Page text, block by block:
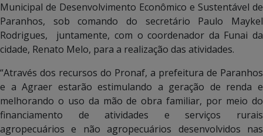
Municipal de Desenvolvimento Econômico e Sustentável de
Paranhos, sob comando do secretário Paulo Maykel
Rodrigues, juntamente, com o coordenador da Funai da
cidade, Renato Melo, para a realização das atividades.
“Através dos recursos do Pronaf, a prefeitura de Paranhos
e a Agraer estarão estimulando a geração de renda e
melhorando o uso da mão de obra familiar, por meio do
financiamento de atividades e serviços rurais
agropecuários e não agropecuários desenvolvidos nas